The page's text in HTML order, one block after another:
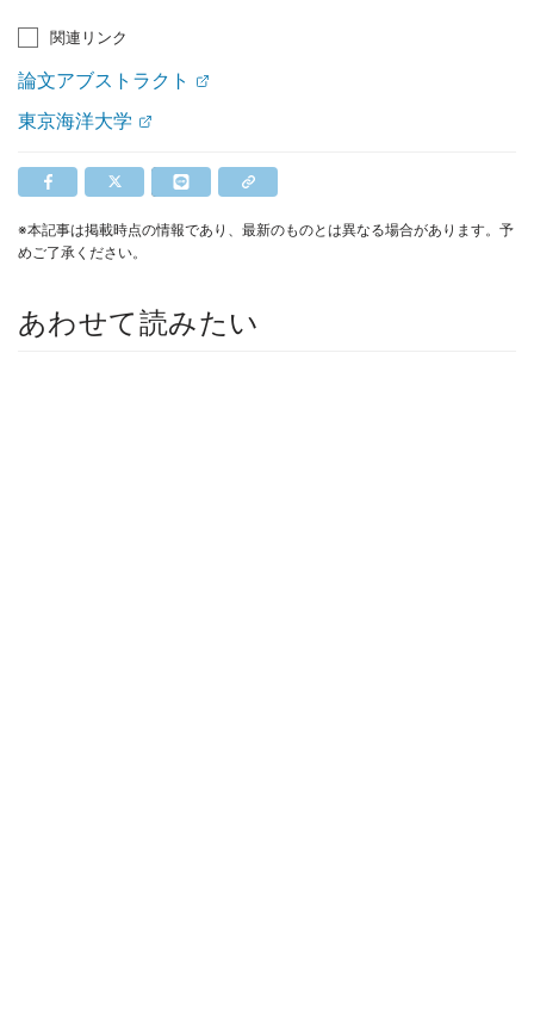
関連リンク
論文アブストラクト
東京海洋大学
※本記事は掲載時点の情報であり、最新のものとは異なる場合があります。予
めご了承ください。
あわせて読みたい